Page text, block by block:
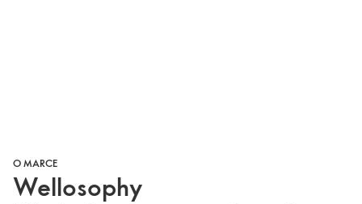
O MARCE
Wellosophy